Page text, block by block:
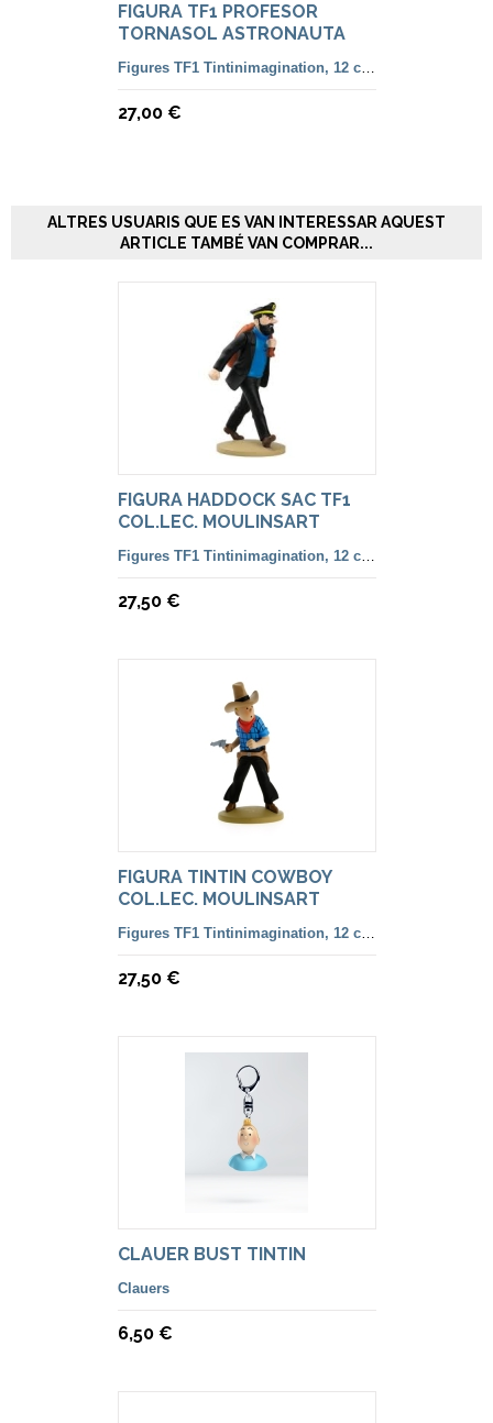
FIGURA TF1 PROFESOR
TORNASOL ASTRONAUTA
Figures TF1 Tintinimagination, 12 cm. color i françesa
27,00 €
ALTRES USUARIS QUE ES VAN INTERESSAR AQUEST
ARTICLE TAMBÉ VAN COMPRAR...
FIGURA HADDOCK SAC TF1
COL.LEC. MOULINSART
Figures TF1 Tintinimagination, 12 cm. color i françesa
27,50 €
FIGURA TINTIN COWBOY
COL.LEC. MOULINSART
Figures TF1 Tintinimagination, 12 cm. color i françesa
27,50 €
CLAUER BUST TINTIN
Clauers
6,50 €